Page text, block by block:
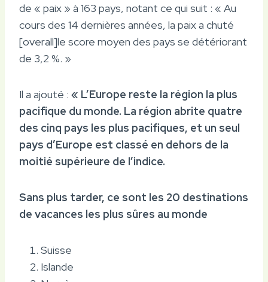
de « paix » à 163 pays, notant ce qui suit : « Au
cours des 14 dernières années, la paix a chuté
[overall]le score moyen des pays se détériorant
de 3,2 %. »
Il a ajouté : « L’Europe reste la région la plus
pacifique du monde. La région abrite quatre
des cinq pays les plus pacifiques, et un seul
pays d’Europe est classé en dehors de la
moitié supérieure de l’indice.
Sans plus tarder, ce sont les 20 destinations
de vacances les plus sûres au monde
Suisse
Islande